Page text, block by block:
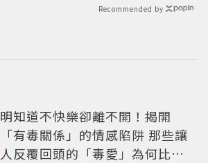
Recommended by
明知道不快樂卻離不開！揭開
「有毒關係」的情感陷阱 那些讓
人反覆回頭的「毒愛」為何比菸